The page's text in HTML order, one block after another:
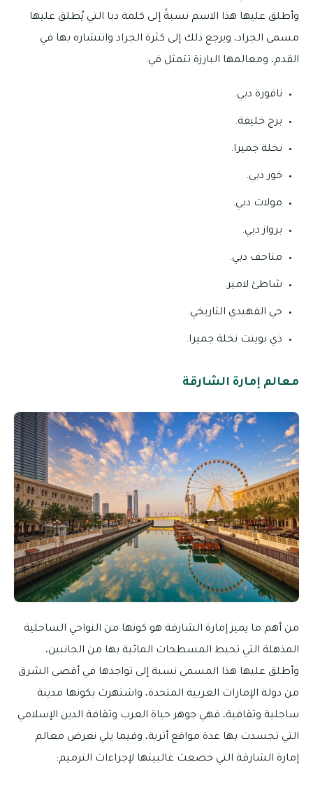
وأطلق عليها هذا الاسم نسبةً إلى كلمة دبا التي يُطلق عليها
مسمى الجراد، ويرجع ذلك إلى كثرة الجراد وانتشاره بها في
القدم، ومعالمها البارزة تتمثل في:
نافورة دبي.
برج خليفة.
نخلة جميرا.
خور دبي.
مولات دبي.
برواز دبي.
متاحف دبي.
شاطئ لامير.
حي الفهيدي التاريخي.
ذي بوينت نخلة جميرا.
معالم إمارة الشارقة
من أهم ما يميز إمارة الشارقة هو كونها من النواحي الساحلية
المذهلة التي تحيط المسطحات المائية بها من الجانبين،
وأطلق عليها هذا المسمى نسبة إلى تواجدها في أقصى الشرق
من دولة الإمارات العربية المتحدة، واشتهرت بكونها مدينة
ساحلية وثقافية، فهي جوهر حياة العرب وثقافة الدين الإسلامي
التي تجسدت بها عدة مواقع أثرية، وفيما يلي نعرض معالم
إمارة الشارقة التي خضعت غالبيتها لإجراءات الترميم: